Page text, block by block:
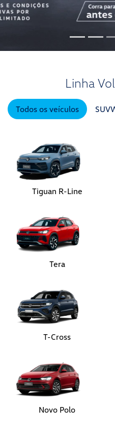
Ver
Linha
Todos os veículos
Tiguan R-Line
Tera
T-Cross
Novo Polo